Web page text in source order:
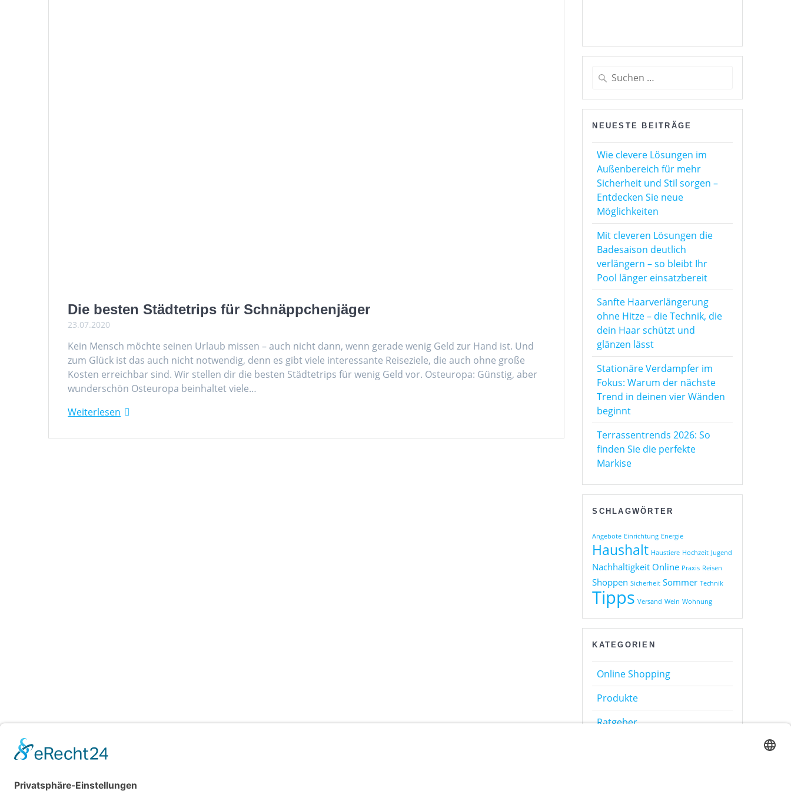
Die besten Städtetrips für Schnäppchenjäger
23.07.2020
Kein Mensch möchte seinen Urlaub missen – auch nicht dann, wenn gerade wenig Geld zur Hand ist. Und
zum Glück ist das auch nicht notwendig, denn es gibt viele interessante Reiseziele, die auch ohne große
Kosten erreichbar sind. Wir stellen dir die besten Städtetrips für wenig Geld vor. Osteuropa: Günstig, aber
wunderschön Osteuropa beinhaltet viele…
Weiterlesen
Suchen
nach:
NEUESTE BEITRÄGE
Wie clevere Lösungen im
Außenbereich für mehr
Sicherheit und Stil sorgen –
Entdecken Sie neue
Möglichkeiten
Mit cleveren Lösungen die
Badesaison deutlich
verlängern – so bleibt Ihr
Pool länger einsatzbereit
Sanfte Haarverlängerung
ohne Hitze – die Technik, die
dein Haar schützt und
glänzen lässt
Stationäre Verdampfer im
Fokus: Warum der nächste
Trend in deinen vier Wänden
beginnt
Terrassentrends 2026: So
finden Sie die perfekte
Markise
SCHLAGWÖRTER
Angebote Einrichtung Energie
Haushalt Haustiere Hochzeit Jugend
Nachhaltigkeit Online Praxis Reisen
Shoppen Sicherheit Sommer Technik
Tipps Versand Wein Wohnung
KATEGORIEN
Online Shopping
Produkte
Ratgeber